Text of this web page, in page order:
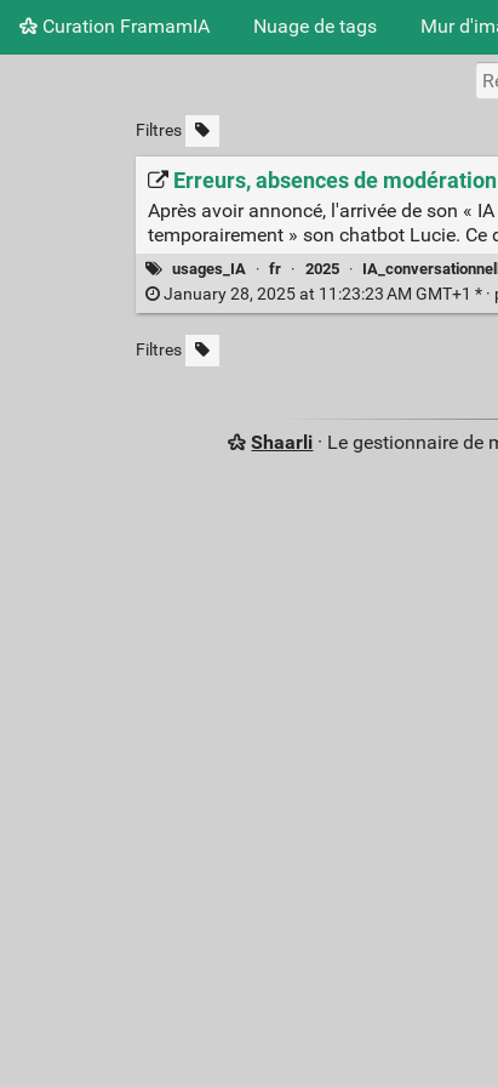
Curation FramamIA Nuage de tags Mur
Filtres
Erreurs, absences de
Après avoir annoncé, l'arrivée de son «
temporairement » son chatbot Lucie. Ce
usages_IA · fr · 2025 ·
January 28, 2025 at 11:23:23 AM GMT+1 * ·
Filtres
Shaarli · Le gestionnaire de